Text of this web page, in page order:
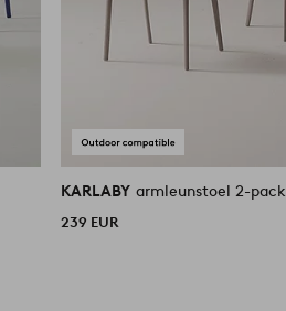
KARLABY armleunstoel 2-pack
239 EUR